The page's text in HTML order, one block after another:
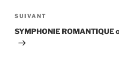
Article
suivant
SUIVANT
SYMPHONIE ROMANTIQUE